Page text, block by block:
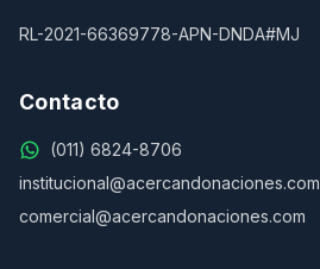
RL-2021-66369778-APN-DNDA#MJ
Contacto
(011) 6824-8706
institucional@acercandonaciones.com
comercial@acercandonaciones.com